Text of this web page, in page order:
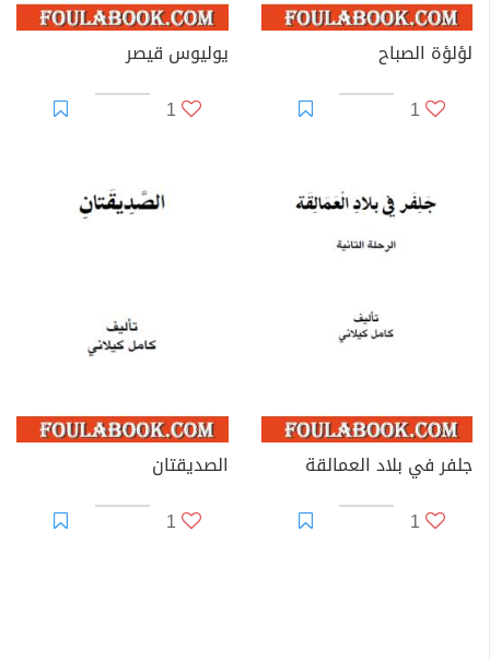
لؤلؤة الصباح
1
يوليوس قيصر
1
جلفر في بلاد العمالقة
1
الصديقتان
1